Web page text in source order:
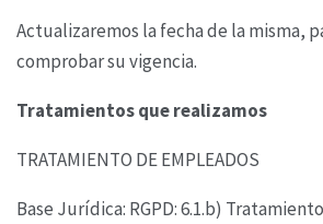
Actualizaremos la fecha de la misma,
comprobar su vigencia.
Tratamientos que realizamos
TRATAMIENTO DE EMPLEADOS
Base Jurídica: RGPD: 6.1.b)